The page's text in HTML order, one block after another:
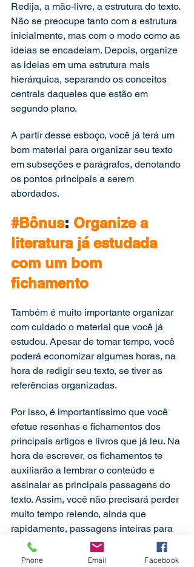
Redija, a mão-livre, a estrutura do texto.
Não se preocupe tanto com a estrutura
inicialmente, mas com o modo como as
ideias se encadeiam. Depois, organize
as ideias em uma estrutura mais
hierárquica, separando os conceitos
centrais daqueles que estão em
segundo plano.
A partir desse esboço, você já terá um
bom material para organizar seu texto
em subseções e parágrafos, denotando
os pontos principais a serem
abordados.
#Bônus: Organize a
literatura já estudada
com um bom
fichamento
Também é muito importante organizar
com cuidado o material que você já
estudou. Apesar de tomar tempo, você
poderá economizar algumas horas, na
hora de redigir seu texto, se tiver as
referências organizadas.
Por isso, é importantíssimo que você
efetue resenhas e fichamentos dos
principais artigos e livros que já leu. Na
hora de escrever, os fichamentos te
auxiliarão a lembrar o conteúdo e
assinalar as principais passagens do
texto. Assim, você não precisará perder
muito tempo relendo, ainda que
rapidamente, passagens inteiras para
se lembrar dos excertos a serem
citados.
Phone Email Facebook